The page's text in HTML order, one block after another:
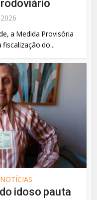
a Medida Provisória
do...
idoso pauta